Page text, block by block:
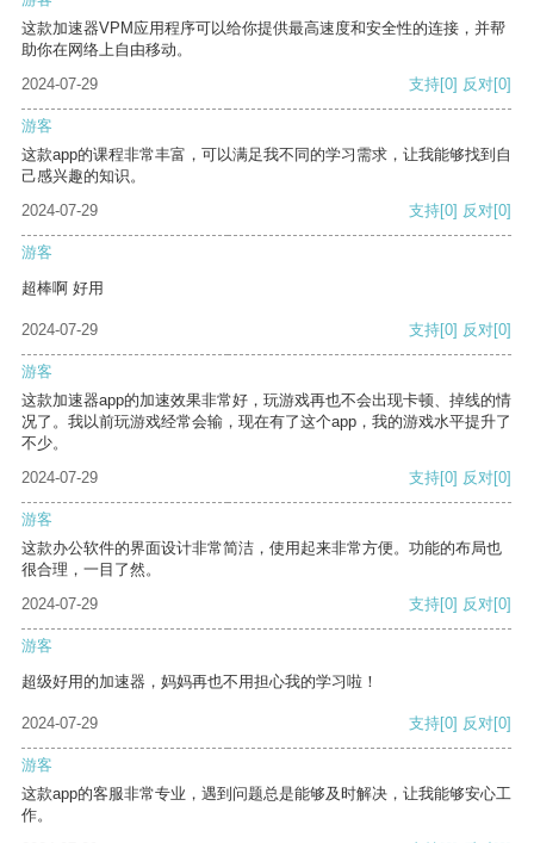
这款加速器VPM应用程序可以给你提供最高速度和安全性的连接，并帮
助你在网络上自由移动。
2024-07-29
支持[0] 反对[0]
游客
这款app的课程非常丰富，可以满足我不同的学习需求，让我能够找到自
己感兴趣的知识。
2024-07-29
支持[0] 反对[0]
游客
超棒啊 好用
2024-07-29 支持[0] 反对[0]
游客
这款加速器app的加速效果非常好，玩游戏再也不会出现卡顿、掉线的情
况了。我以前玩游戏经常会输，现在有了这个app，我的游戏水平提升了
不少。
2024-07-29
支持[0] 反对[0]
游客
这款办公软件的界面设计非常简洁，使用起来非常方便。功能的布局也
很合理，一目了然。
2024-07-29
支持[0] 反对[0]
游客
超级好用的加速器，妈妈再也不用担心我的学习啦！
2024-07-29 支持[0] 反对[0]
游客
这款app的客服非常专业，遇到问题总是能够及时解决，让我能够安心工
作。